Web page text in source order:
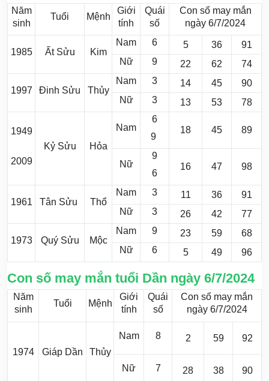
Năm
sinh
Tuổi Mệnh
Giới
tính
Quái
số
Con số may mắn
ngày 6/7/2024
1985 Ất Sửu Kim
Nam 6 5 36
91
Nữ
9 22 62 74
1997 Đinh Sửu Thủy
Nam 3 14 45
90
Nữ
3 13 53 78
1949
2009
Kỷ Sửu Hỏa
Nam
6
9
18 45 89
Nữ
9
6
16 47 98
1961 Tân Sửu Thổ
Nam 3 11 36
91
Nữ
3 26 42 77
1973 Quý Sửu Mộc
Nam 9 23 59
68
Nữ
6 5 49 96
Con số may mắn tuổi Dần ngày 6/7/2024
Năm
sinh
Tuổi Mệnh
Giới
tính
Quái
số
Con số may mắn
ngày 6/7/2024
1974 Giáp Dần Thủy
Nam 8 2 59 92
Nữ 7 28 38 90